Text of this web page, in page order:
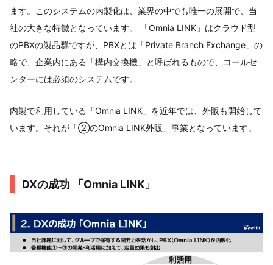
ます。このシステムの内製化は、業界の中でも唯一の展開で、当
社の大きな特徴となっています。 「Omnia LINK」はクラウド型
のPBXの製品群ですが、PBXとは「Private Branch Exchange」の
略で、企業内にある「構内交換機」と呼ばれるもので、コールセ
ンターには必須のシステムです。
内製で利用している「Omnia LINK」を近年では、外販も開始して
います。それが「②のOmnia LINK外販」事業となっています。
DXの成功 「Omnia LINK」